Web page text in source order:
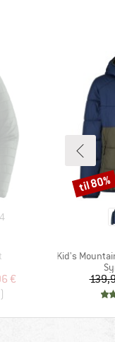
4
€
)
Artikel
Kid's
Rabat
til 80%